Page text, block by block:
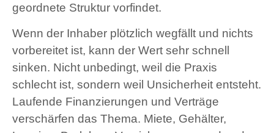
geordnete Struktur vorfindet.
Wenn der Inhaber plötzlich wegfällt und nichts
vorbereitet ist, kann der Wert sehr schnell
sinken. Nicht unbedingt, weil die Praxis
schlecht ist, sondern weil Unsicherheit entsteht.
Laufende Finanzierungen und Verträge
verschärfen das Thema. Miete, Gehälter,